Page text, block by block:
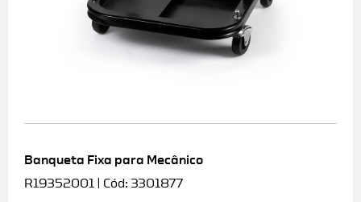
Banqueta Fixa para Mecânico
R19352001 | Cód: 3301877